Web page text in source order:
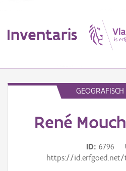
Inventaris
ErfgoedobjectRené
ID 6796
https://id.erfgoed.net/